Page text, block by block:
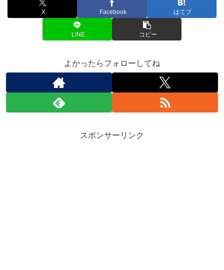
X Facebook はてブ
LINE コピー
よかったらフォローしてね
スポンサーリンク